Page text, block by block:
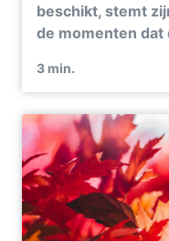
beschikt, stemt
de momenten
3 min.